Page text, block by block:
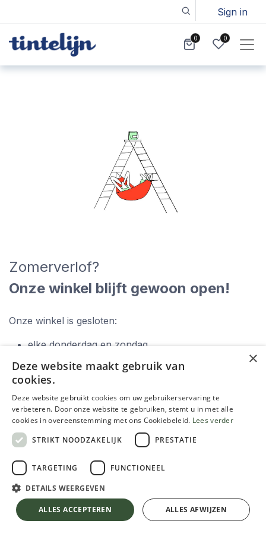
Sign in
0 0
Zomerverlof?
Onze winkel blijft gewoon open!
Onze winkel is gesloten:
elke donderdag en zondag,
zaterdag 15 augustus.
Zoek je hulp om de meest geschikte verf te
kiezen?
Gebruik onze verfwijzer
×
Deze website maakt gebruik van
cookies.
Deze website gebruikt cookies om uw gebruikerservaring te
verbeteren. Door onze website te gebruiken, stemt u in met alle
cookies in overeenstemming met ons Cookiebeleid. Lees verder
STRIKT NOODZAKELIJK
PRESTATIE
TARGETING FUNCTIONEEL
DETAILS WEERGEVEN
ALLES ACCEPTEREN ALLES AFWIJZEN